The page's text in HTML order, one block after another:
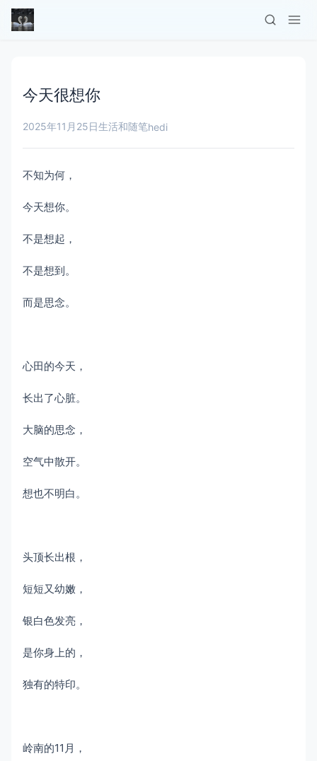
今天很想你
2025年11月25日生活和随笔hedi
不知为何，
今天想你。
不是想起，
不是想到。
而是思念。
心田的今天，
长出了心脏。
大脑的思念，
空气中散开。
想也不明白。
头顶长出根，
短短又幼嫩，
银白色发亮，
是你身上的，
独有的特印。
岭南的11月，